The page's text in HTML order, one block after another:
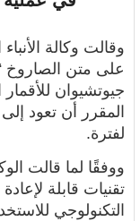
وقالت وكالة
جيوتشيوان
المقرر أن تعود
لفترة.
ووفقًا لما قالت
تقنيات قابلة
التكنولوجي